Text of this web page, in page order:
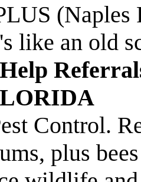
like an old
Control.
plus